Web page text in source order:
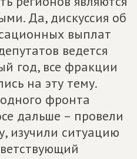
Да, дискуссия об
выплат
ведется
год, все фракции
на эту тему.
фронта
дальше – провели
изучили ситуацию